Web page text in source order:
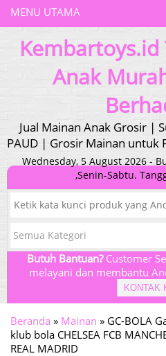
MENU UTAMA
Anak
Jual Mainan Anak Grosir |
PAUD | Grosir Mainan untuk
Wednesday, 5 August 2026 -
,Senin-Sabtu.
Butuh Bantuan?Customer
melayani dan membantu
KONTAK
Beranda » Mainan » GC-BOLA
klub bola CHELSEA FCB
REAL MADRID